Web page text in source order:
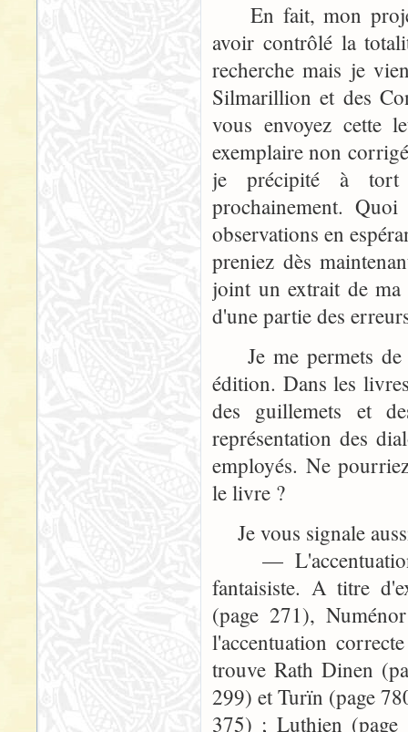
En fait, mon projet
avoir contrôlé la
recherche mais je
Silmarillion et des
vous envoyez cette
exemplaire non
je précipité à tort
prochainement.
observations en
preniez dès
joint un extrait de ma
d'une partie des
Je me permets de
édition. Dans les
des guillemets et
représentation des
employés. Ne
le livre ?
Je vous signale
— L'accentuation
fantaisiste. A titre
(page 271),
l'accentuation
trouve Rath Dinen
299) et Turïn (page
375) ; Luthien